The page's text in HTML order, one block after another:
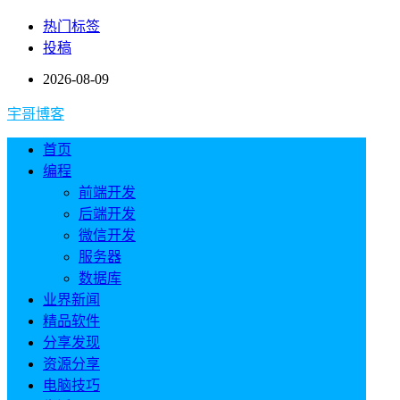
热门标签
投稿
2026-08-09
宇哥博客
首页
编程
前端开发
后端开发
微信开发
服务器
数据库
业界新闻
精品软件
分享发现
资源分享
电脑技巧